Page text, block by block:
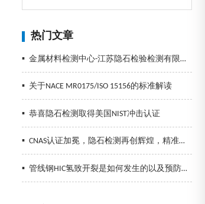
热门文章
▪ 金属材料检测中心-江苏隐石检验检测有限公司
▪ 关于NACE MR0175/ISO 15156的标准解读
▪ 恭喜隐石检测取得美国NIST冲击认证
▪ CNAS认证加冕，隐石检测再创辉煌，精准检测助力企业发展！
▪ 管线钢HIC氢致开裂是如何发生的以及预防措施